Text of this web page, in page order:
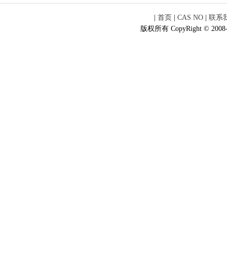
首页 CAS NO
联系
版权所有 CopyRight ©